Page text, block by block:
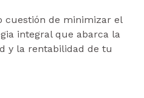
cuestión de minimizar el
integral que abarca la
y la rentabilidad de tu